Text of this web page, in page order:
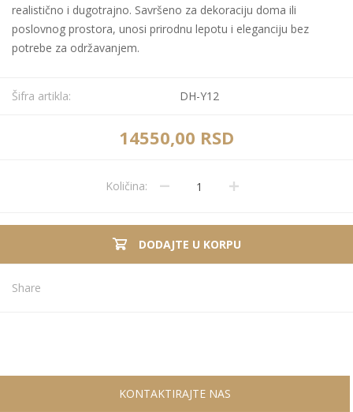
realistično i dugotrajno. Savršeno za dekoraciju doma ili
poslovnog prostora, unosi prirodnu lepotu i eleganciju bez
potrebe za održavanjem.
Šifra artikla: DH-Y12
14550,00 RSD
Količina:
DODAJTE U KORPU
Share
KONTAKTIRAJTE NAS